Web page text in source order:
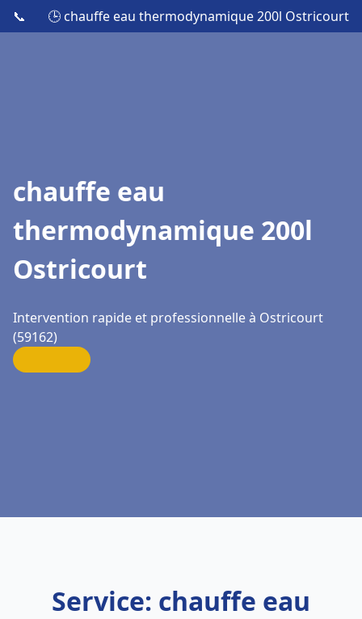
📞 🕒 chauffe eau thermodynamique 200l Ostricourt
chauffe eau
thermodynamique 200l
Ostricourt
Intervention rapide et professionnelle à Ostricourt
(59162)
Service: chauffe eau